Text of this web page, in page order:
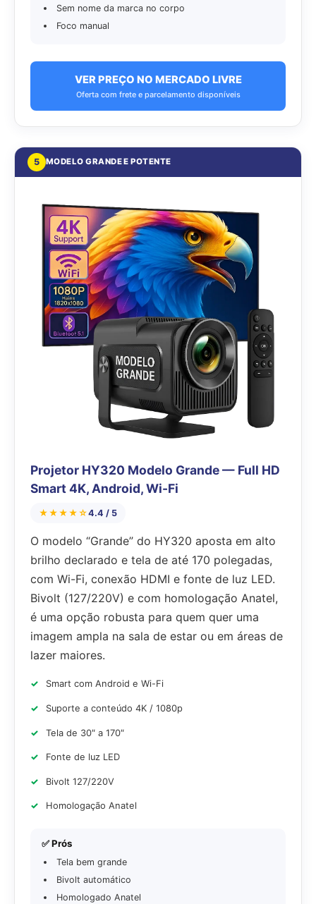
Sem nome da marca no corpo
Foco manual
VER PREÇO NO MERCADO LIVRE
Oferta com frete e parcelamento disponíveis
5 MODELO GRANDE E POTENTE
Projetor HY320 Modelo Grande — Full HD
Smart 4K, Android, Wi-Fi
★★★★☆4.4 / 5
O modelo “Grande” do HY320 aposta em alto
brilho declarado e tela de até 170 polegadas,
com Wi-Fi, conexão HDMI e fonte de luz LED.
Bivolt (127/220V) e com homologação Anatel,
é uma opção robusta para quem quer uma
imagem ampla na sala de estar ou em áreas de
lazer maiores.
Smart com Android e Wi-Fi
Suporte a conteúdo 4K / 1080p
Tela de 30″ a 170″
Fonte de luz LED
Bivolt 127/220V
Homologação Anatel
✅ Prós
Tela bem grande
Bivolt automático
Homologado Anatel